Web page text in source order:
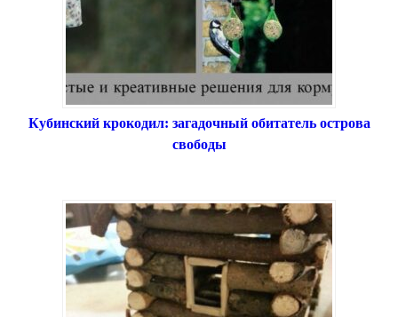
Кубинский крокодил: загадочный обитатель острова
свободы